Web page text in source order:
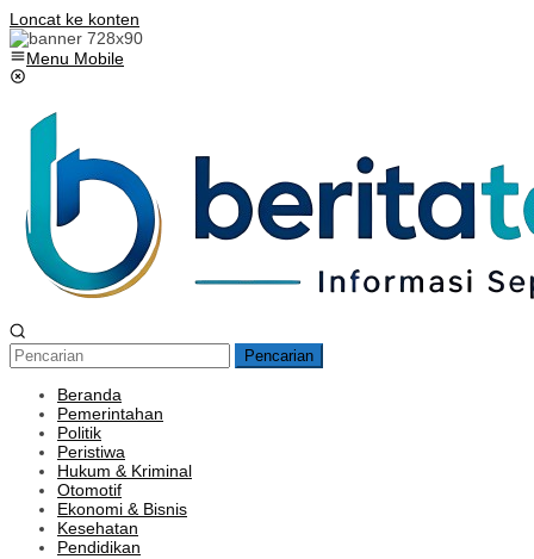
Loncat ke konten
Menu Mobile
Pencarian
Beranda
Pemerintahan
Politik
Peristiwa
Hukum & Kriminal
Otomotif
Ekonomi & Bisnis
Kesehatan
Pendidikan